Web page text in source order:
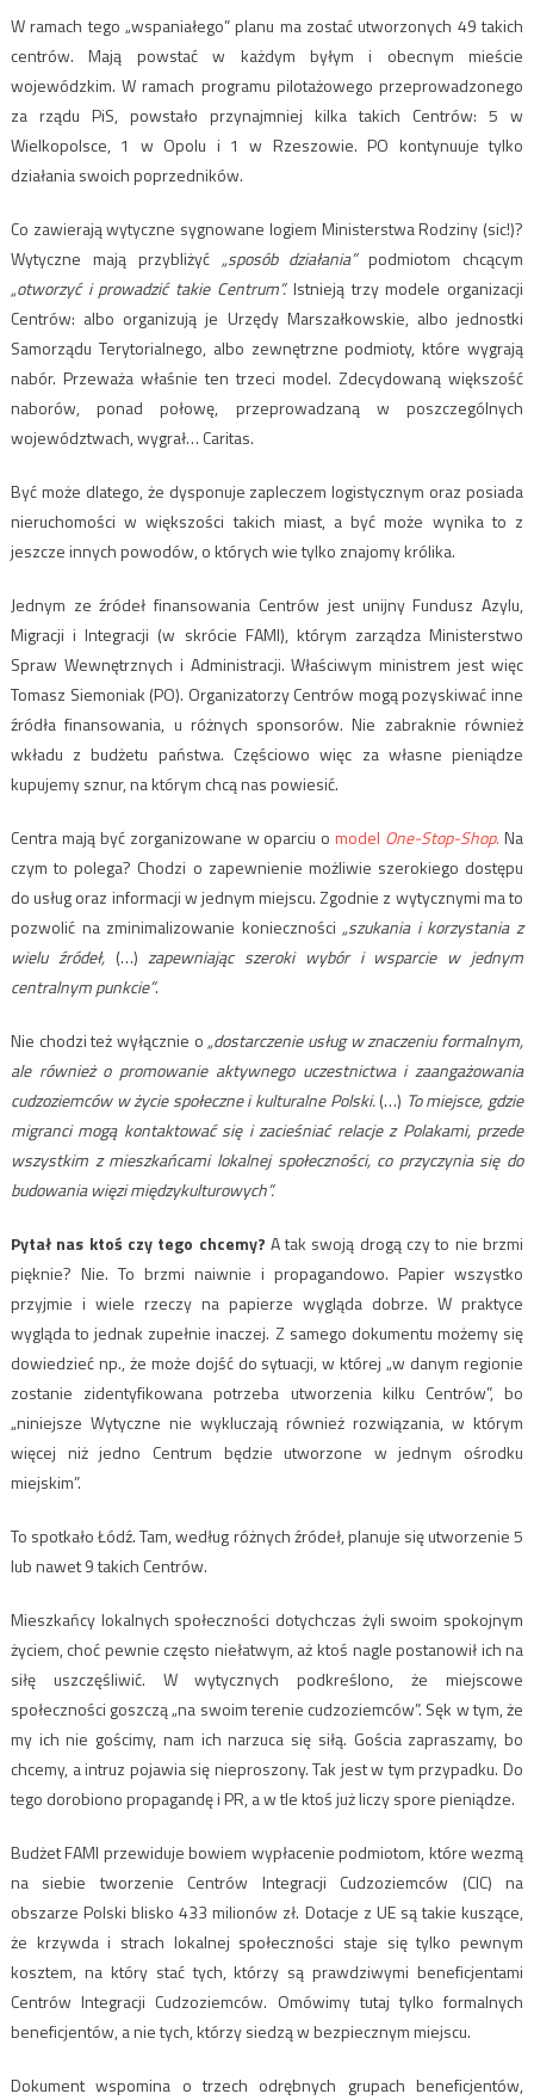
W ramach tego „wspaniałego” planu ma zostać utworzonych 49 takich
centrów. Mają powstać w każdym byłym i obecnym mieście
wojewódzkim. W ramach programu pilotażowego przeprowadzonego
za rządu PiS, powstało przynajmniej kilka takich Centrów: 5 w
Wielkopolsce, 1 w Opolu i 1 w Rzeszowie. PO kontynuuje tylko
działania swoich poprzedników.
Co zawierają wytyczne sygnowane logiem Ministerstwa Rodziny (sic!)?
Wytyczne mają przybliżyć „sposób działania”podmiotom chcącym
„otworzyć i prowadzić takie Centrum”.Istnieją trzy modele organizacji
Centrów: albo organizują je Urzędy Marszałkowskie, albo jednostki
Samorządu Terytorialnego, albo zewnętrzne podmioty, które wygrają
nabór. Przeważa właśnie ten trzeci model. Zdecydowaną większość
naborów, ponad połowę, przeprowadzaną w poszczególnych
województwach, wygrał… Caritas.
Być może dlatego, że dysponuje zapleczem logistycznym oraz posiada
nieruchomości w większości takich miast, a być może wynika to z
jeszcze innych powodów, o których wie tylko znajomy królika.
Jednym ze źródeł finansowania Centrów jest unijny Fundusz Azylu,
Migracji i Integracji (w skrócie FAMI), którym zarządza Ministerstwo
Spraw Wewnętrznych i Administracji. Właściwym ministrem jest więc
Tomasz Siemoniak (PO). Organizatorzy Centrów mogą pozyskiwać inne
źródła finansowania, u różnych sponsorów. Nie zabraknie również
wkładu z budżetu państwa. Częściowo więc za własne pieniądze
kupujemy sznur, na którym chcą nas powiesić.
Centra mają być zorganizowane w oparciu omodel One-Stop-Shop. Na
czym to polega? Chodzi o zapewnienie możliwie szerokiego dostępu
do usług oraz informacji w jednym miejscu. Zgodnie z wytycznymi ma to
pozwolić na zminimalizowanie konieczności „szukania i korzystania z
wielu źródeł,(…)zapewniając szeroki wybór i wsparcie w jednym
centralnym punkcie”.
Nie chodzi też wyłącznie o „dostarczenie usług w znaczeniu formalnym,
ale również o promowanie aktywnego uczestnictwa i zaangażowania
cudzoziemców w życie społeczne i kulturalne Polski.(…) To miejsce, gdzie
migranci mogą kontaktować się i zacieśniać relacje z Polakami, przede
wszystkim z mieszkańcami lokalnej społeczności, co przyczynia się do
budowania więzi międzykulturowych”.
Pytał nas ktoś czy tego chcemy? A tak swoją drogą czy to nie brzmi
pięknie? Nie. To brzmi naiwnie i propagandowo. Papier wszystko
przyjmie i wiele rzeczy na papierze wygląda dobrze. W praktyce
wygląda to jednak zupełnie inaczej. Z samego dokumentu możemy się
dowiedzieć np., że może dojść do sytuacji, w której „w danym regionie
zostanie zidentyfikowana potrzeba utworzenia kilku Centrów”, bo
„niniejsze Wytyczne nie wykluczają również rozwiązania, w którym
więcej niż jedno Centrum będzie utworzone w jednym ośrodku
miejskim”.
To spotkało Łódź. Tam, według różnych źródeł, planuje się utworzenie 5
lub nawet 9 takich Centrów.
Mieszkańcy lokalnych społeczności dotychczas żyli swoim spokojnym
życiem, choć pewnie często niełatwym, aż ktoś nagle postanowił ich na
siłę uszczęśliwić. W wytycznych podkreślono, że miejscowe
społeczności goszczą „na swoim terenie cudzoziemców”. Sęk w tym, że
my ich nie gościmy, nam ich narzuca się siłą. Gościa zapraszamy, bo
chcemy, a intruz pojawia się nieproszony. Tak jest w tym przypadku. Do
tego dorobiono propagandę i PR, a w tle ktoś już liczy spore pieniądze.
Budżet FAMI przewiduje bowiem wypłacenie podmiotom, które wezmą
na siebie tworzenie Centrów Integracji Cudzoziemców (CIC) na
obszarze Polski blisko 433 milionów zł. Dotacje z UE są takie kuszące,
że krzywda i strach lokalnej społeczności staje się tylko pewnym
kosztem, na który stać tych, którzy są prawdziwymi beneficjentami
Centrów Integracji Cudzoziemców. Omówimy tutaj tylko formalnych
beneficjentów, a nie tych, którzy siedzą w bezpiecznym miejscu.
Dokument wspomina o trzech odrębnych grupach beneficjentów,